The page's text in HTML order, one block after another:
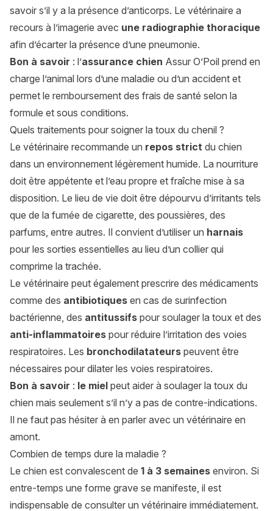
savoir s’il y a la présence d’anticorps. Le vétérinaire a
recours à l’imagerie avec une radiographie thoracique
afin d’écarter la présence d’une pneumonie.
Bon à savoir : l’assurance chien Assur O’Poil prend en
charge l’animal lors d’une maladie ou d’un accident et
permet le remboursement des frais de santé selon la
formule et sous conditions.
Quels traitements pour soigner la toux du chenil ?
Le vétérinaire recommande un repos strict du chien
dans un environnement légèrement humide. La nourriture
doit être appétente et l’eau propre et fraîche mise à sa
disposition. Le lieu de vie doit être dépourvu d’irritants tels
que de la fumée de cigarette, des poussières, des
parfums, entre autres. Il convient d’utiliser un harnais
pour les sorties essentielles au lieu d’un collier qui
comprime la trachée.
Le vétérinaire peut également prescrire des médicaments
comme des antibiotiques en cas de surinfection
bactérienne, des antitussifs pour soulager la toux et des
anti-inflammatoires pour réduire l’irritation des voies
respiratoires. Les bronchodilatateurs peuvent être
nécessaires pour dilater les voies respiratoires.
Bon à savoir : le miel peut aider à soulager la toux du
chien mais seulement s’il n’y a pas de contre-indications.
Il ne faut pas hésiter à en parler avec un vétérinaire en
amont.
Combien de temps dure la maladie ?
Le chien est convalescent de 1 à 3 semaines environ. Si
entre-temps une forme grave se manifeste, il est
indispensable de consulter un vétérinaire immédiatement.